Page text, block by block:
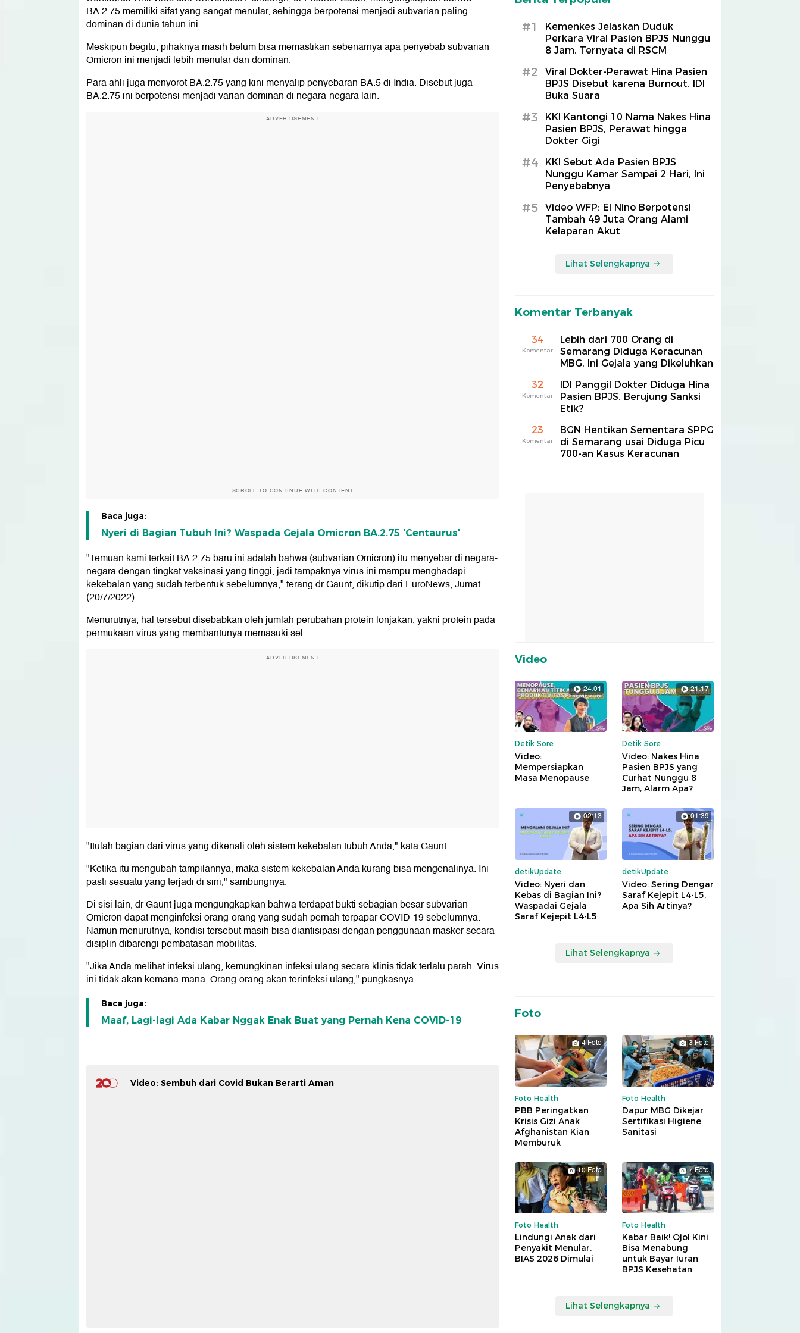
BA.2.75 memiliki sifat yang sangat menular, sehingga berpotensi menjadi subvarian paling
dominan di dunia tahun ini.
Meskipun begitu, pihaknya masih belum bisa memastikan sebenarnya apa penyebab subvarian
Omicron ini menjadi lebih menular dan dominan.
Para ahli juga menyorot BA.2.75 yang kini menyalip penyebaran BA.5 di India. Disebut juga
BA.2.75 ini berpotensi menjadi varian dominan di negara-negara lain.
ADVERTISEMENT
SCROLL TO CONTINUE WITH CONTENT
Baca juga:
Nyeri di Bagian Tubuh Ini? Waspada Gejala Omicron BA.2.75 'Centaurus'
"Temuan kami terkait BA.2.75 baru ini adalah bahwa (subvarian Omicron) itu menyebar di negara-
negara dengan tingkat vaksinasi yang tinggi, jadi tampaknya virus ini mampu menghadapi
kekebalan yang sudah terbentuk sebelumnya," terang dr Gaunt, dikutip dari EuroNews, Jumat
(20/7/2022).
Menurutnya, hal tersebut disebabkan oleh jumlah perubahan protein lonjakan, yakni protein pada
permukaan virus yang membantunya memasuki sel.
ADVERTISEMENT
"Itulah bagian dari virus yang dikenali oleh sistem kekebalan tubuh Anda," kata Gaunt.
"Ketika itu mengubah tampilannya, maka sistem kekebalan Anda kurang bisa mengenalinya. Ini
pasti sesuatu yang terjadi di sini," sambungnya.
Di sisi lain, dr Gaunt juga mengungkapkan bahwa terdapat bukti sebagian besar subvarian
Omicron dapat menginfeksi orang-orang yang sudah pernah terpapar COVID-19 sebelumnya.
Namun menurutnya, kondisi tersebut masih bisa diantisipasi dengan penggunaan masker secara
disiplin dibarengi pembatasan mobilitas.
"Jika Anda melihat infeksi ulang, kemungkinan infeksi ulang secara klinis tidak terlalu parah. Virus
ini tidak akan kemana-mana. Orang-orang akan terinfeksi ulang," pungkasnya.
Baca juga:
Maaf, Lagi-lagi Ada Kabar Nggak Enak Buat yang Pernah Kena COVID-19
Video: Sembuh dari Covid Bukan Berarti Aman
#1
Kemenkes Jelaskan Duduk
Perkara Viral Pasien BPJS Nunggu
8 Jam, Ternyata di RSCM
#2
Viral Dokter-Perawat Hina Pasien
BPJS Disebut karena Burnout, IDI
Buka Suara
#3
KKI Kantongi 10 Nama Nakes Hina
Pasien BPJS, Perawat hingga
Dokter Gigi
#4
KKI Sebut Ada Pasien BPJS
Nunggu Kamar Sampai 2 Hari, Ini
Penyebabnya
#5
Video WFP: El Nino Berpotensi
Tambah 49 Juta Orang Alami
Kelaparan Akut
Lihat Selengkapnya
Komentar Terbanyak
34
Komentar
Lebih dari 700 Orang di
Semarang Diduga Keracunan
MBG, Ini Gejala yang Dikeluhkan
32
Komentar
IDI Panggil Dokter Diduga Hina
Pasien BPJS, Berujung Sanksi
Etik?
23
Komentar
BGN Hentikan Sementara SPPG
di Semarang usai Diduga Picu
700-an Kasus Keracunan
Video
24:01
Detik Sore
Video:
Mempersiapkan
Masa Menopause
21:17
Detik Sore
Video: Nakes Hina
Pasien BPJS yang
Curhat Nunggu 8
Jam, Alarm Apa?
02:13
detikUpdate
Video: Nyeri dan
Kebas di Bagian Ini?
Waspadai Gejala
Saraf Kejepit L4-L5
01:39
detikUpdate
Video: Sering Dengar
Saraf Kejepit L4-L5,
Apa Sih Artinya?
Lihat Selengkapnya
Foto
4 Foto
Foto Health
PBB Peringatkan
Krisis Gizi Anak
Afghanistan Kian
Memburuk
3 Foto
Foto Health
Dapur MBG Dikejar
Sertifikasi Higiene
Sanitasi
10 Foto
Foto Health
Lindungi Anak dari
Penyakit Menular,
BIAS 2026 Dimulai
7 Foto
Foto Health
Kabar Baik! Ojol Kini
Bisa Menabung
untuk Bayar Iuran
BPJS Kesehatan
Lihat Selengkapnya